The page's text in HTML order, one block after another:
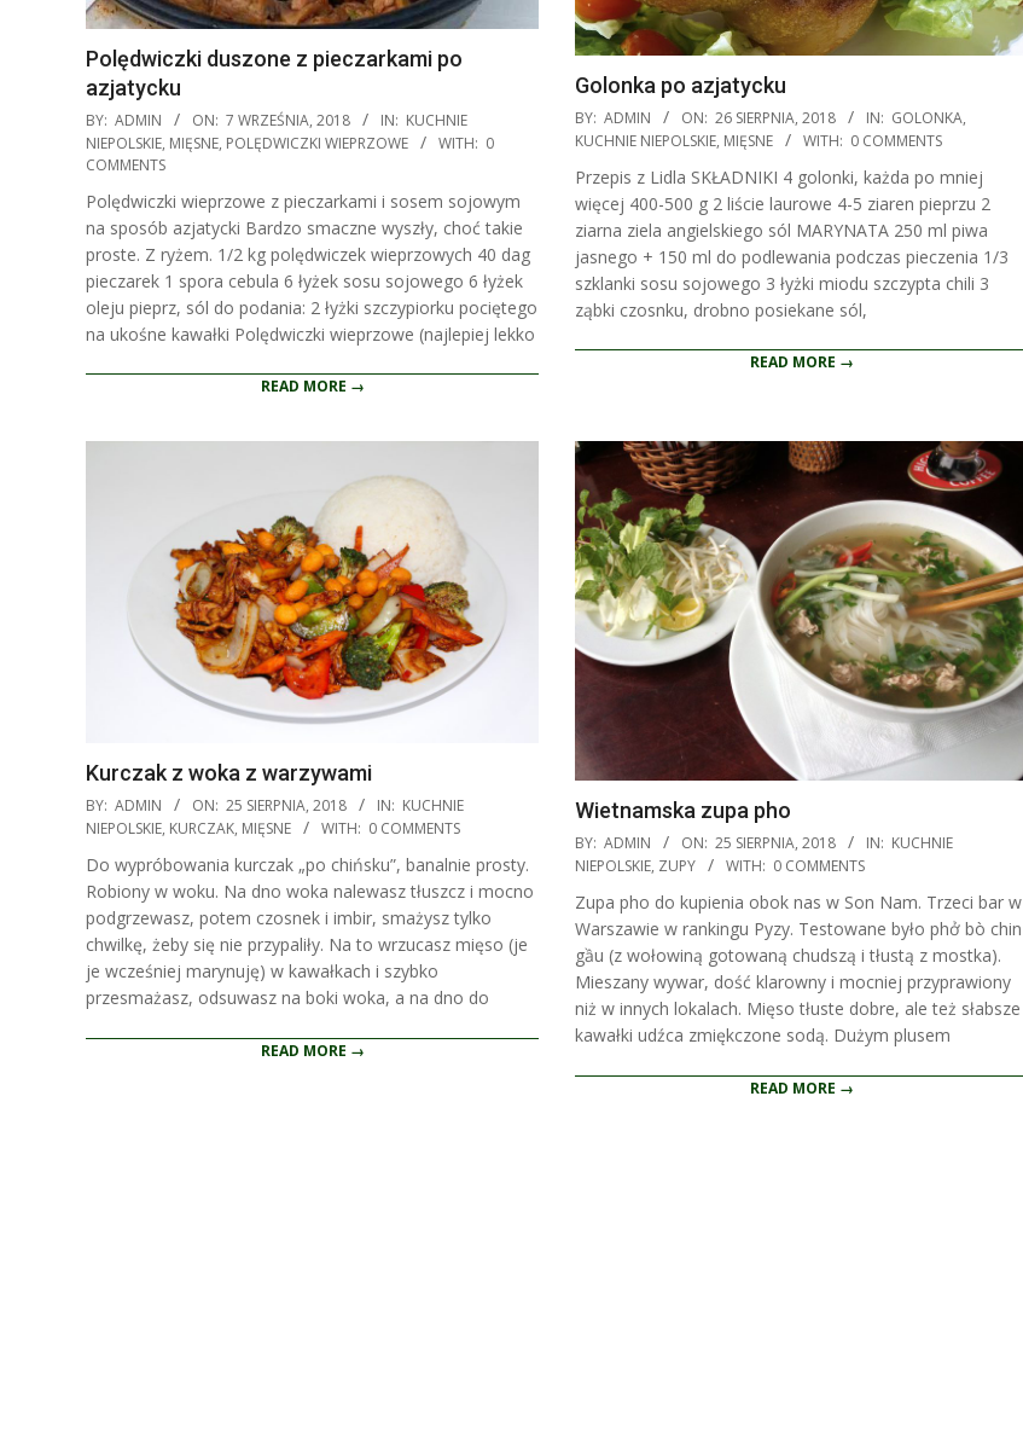
Polędwiczki duszone z pieczarkami po
azjatycku
2018-
09-
07
BY: ADMIN ON: 7 WRZEŚNIA, 2018 IN: KUCHNIE
NIEPOLSKIE, MIĘSNE, POLĘDWICZKI WIEPRZOWE WITH: 0
COMMENTS
Polędwiczki wieprzowe z pieczarkami i sosem sojowym
na sposób azjatycki Bardzo smaczne wyszły, choć takie
proste. Z ryżem. 1/2 kg polędwiczek wieprzowych 40 dag
pieczarek 1 spora cebula 6 łyżek sosu sojowego 6 łyżek
oleju pieprz, sól do podania: 2 łyżki szczypiorku pociętego
na ukośne kawałki Polędwiczki wieprzowe (najlepiej lekko
READ MORE →
Golonka po azjatycku
2018-
08-
BY: ADMIN ON: 26 SIERPNIA, 2018 IN: GOLONKA,
KUCHNIE NIEPOLSKIE, MIĘSNE WITH: 0 COMMENTS
Przepis z Lidla SKŁADNIKI 4 golonki, każda po mniej
więcej 400-500 g 2 liście laurowe 4-5 ziaren pieprzu 2
ziarna ziela angielskiego sól MARYNATA 250 ml piwa
jasnego + 150 ml do podlewania podczas pieczenia 1/3
szklanki sosu sojowego 3 łyżki miodu szczypta chili 3
ząbki czosnku, drobno posiekane sól,
READ MORE →
Kurczak z woka z warzywami
2018-
08-
BY: ADMIN ON: 25 SIERPNIA, 2018 IN: KUCHNIE
NIEPOLSKIE, KURCZAK, MIĘSNE WITH: 0 COMMENTS
Do wypróbowania kurczak „po chińsku”, banalnie prosty.
Robiony w woku. Na dno woka nalewasz tłuszcz i mocno
podgrzewasz, potem czosnek i imbir, smażysz tylko
chwilkę, żeby się nie przypaliły. Na to wrzucasz mięso (je
je wcześniej marynuję) w kawałkach i szybko
przesmażasz, odsuwasz na boki woka, a na dno do
READ MORE →
Wietnamska zupa pho
2018-
08-
BY: ADMIN ON: 25 SIERPNIA, 2018 IN: KUCHNIE
NIEPOLSKIE, ZUPY WITH: 0 COMMENTS
Zupa pho do kupienia obok nas w Son Nam. Trzeci bar w
Warszawie w rankingu Pyzy. Testowane było phở bò chin
gầu (z wołowiną gotowaną chudszą i tłustą z mostka).
Mieszany wywar, dość klarowny i mocniej przyprawiony
niż w innych lokalach. Mięso tłuste dobre, ale też słabsze
kawałki udźca zmiękczone sodą. Dużym plusem
READ MORE →